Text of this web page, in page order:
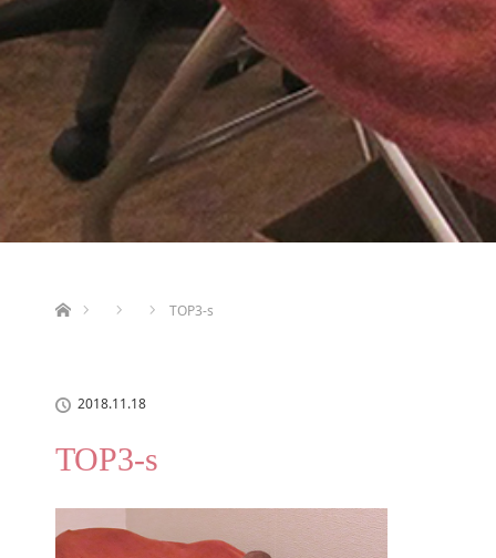
TOP3-s
2018.11.18
TOP3-s